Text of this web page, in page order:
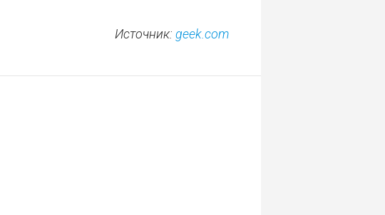
Источник: geek.com